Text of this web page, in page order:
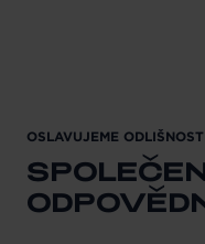
OSLAVUJEME ODLIŠNOST